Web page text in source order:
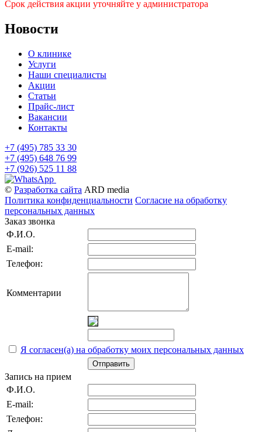
Срок действия акции уточняйте у администратора
Новости
О клинике
Услуги
Наши специалисты
Акции
Статьи
Прайс-лист
Вакансии
Контакты
+7 (495) 785 33 30
+7 (495) 648 76 99
+7 (926) 525 11 88
© Разработка сайта ARD media
Политика конфиденциальности Согласие на обработку
персональных данных
Заказ звонка
Ф.И.О.
E-mail:
Телефон:
Комментарии
Я согласен(а) на обработку моих персональных данных
Отправить
Запись на прием
Ф.И.О.
E-mail:
Телефон: